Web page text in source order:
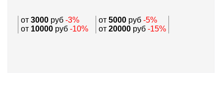
от 3000 руб -3% от 5000 руб -5%
от 10000 руб -10% от 20000 руб -15%